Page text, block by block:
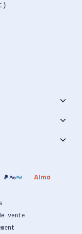
keyboard_arrow_down
keyboard_arrow_down
keyboard_arrow_down
vente